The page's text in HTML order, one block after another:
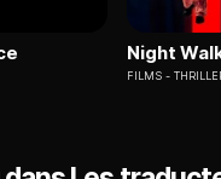
Night
FILMS